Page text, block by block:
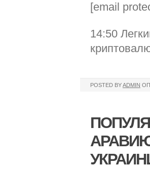
[email
14:50
POSTED BYADMIN